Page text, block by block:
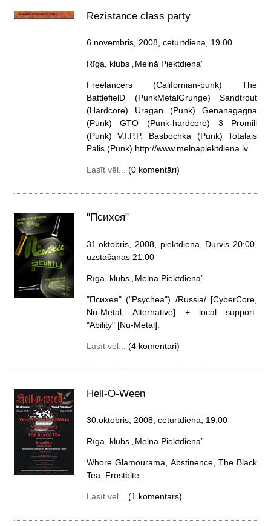
Rezistance class party
6.novembris, 2008, ceturtdiena , 19.00
Rīga, klubs „Melnā Piektdiena”
Freelancers (Californian-punk) The
BattlefielD (PunkMetalGrunge) Sandtrout
(Hardcore) Uragan (Punk) Genanagagna
(Punk) GTO (Punk-hardcore) 3 Promili
(Punk) V.I.P.P. Basbochka (Punk) Totalais
Palis (Punk) http://www.melnapiektdiena.lv
Lasīt vēl... (0 komentāri)
"Психея"
31.oktobris, 2008, piektdiena , Durvis 20:00,
uzstāšanās 21:00
Rīga, klubs „Melnā Piektdiena”
"Психея" ("Psychea") /Russia/ [CyberCore,
Nu-Metal, Alternative] + local support:
"Ability" [Nu-Metal].
Lasīt vēl... (4 komentāri)
Hell-O-Ween
30.oktobris, 2008, ceturtdiena, 19:00
Rīga, klubs „Melnā Piektdiena”
Whore Glamourama, Abstinence, The Black
Tea, Frostbite.
Lasīt vēl... (1 komentārs)